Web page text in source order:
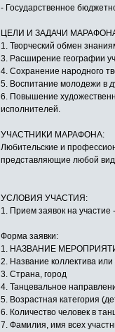
- Государственное
ЦЕЛИ И ЗАДАЧИ
1. Творческий обмен
3. Расширение географии
4. Сохранение народного
5. Воспитание молодежи в
6. Повышение
исполнителей.
УЧАСТНИКИ МАРАФОНА:
Любительские и
представляющие любой вид
УСЛОВИЯ УЧАСТИЯ:
1. Прием заявок на
Форма заявки:
1. НАЗВАНИЕ
2. Название коллектива
3. Страна, город
4. Танцевальное
5. Возрастная категория
6. Количество человек в
7. Фамилия, имя всех